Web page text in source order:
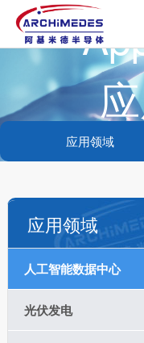
应用领域
应用领域
人工智能数据中心
光伏发电